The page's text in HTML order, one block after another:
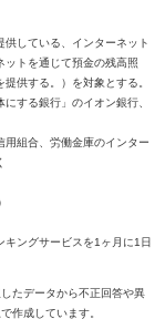
している、インターネット
ットを通じて預金の残高照
供する。）を対象とする。
する銀行」のイオン銀行、
組合、労働金庫のインター
キングサービスを1ヶ月に1日
たデータから不正回答や異
作成しています。